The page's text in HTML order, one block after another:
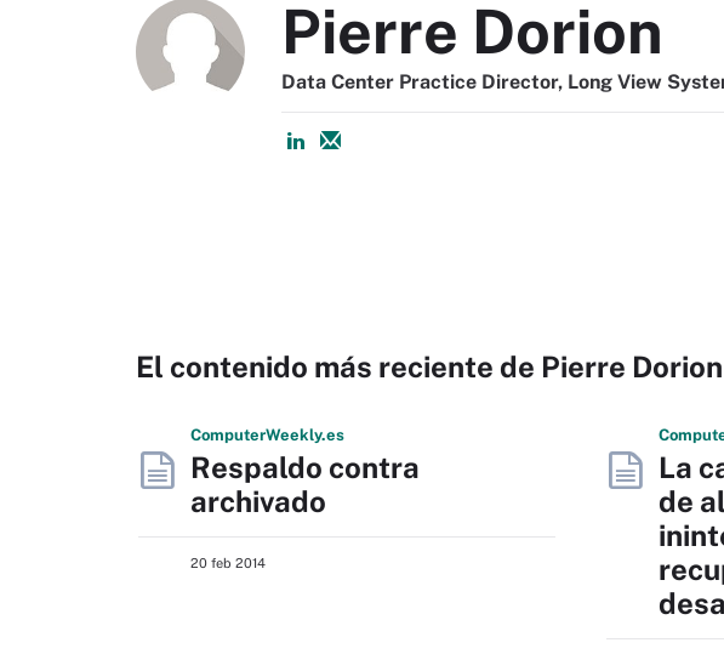
Pierre Dorion
Data Center Practice Director, Long View
El contenido más reciente de Pierre Dorion
ComputerWeekly.es
Respaldo contra
archivado
20 feb 2014
La
de